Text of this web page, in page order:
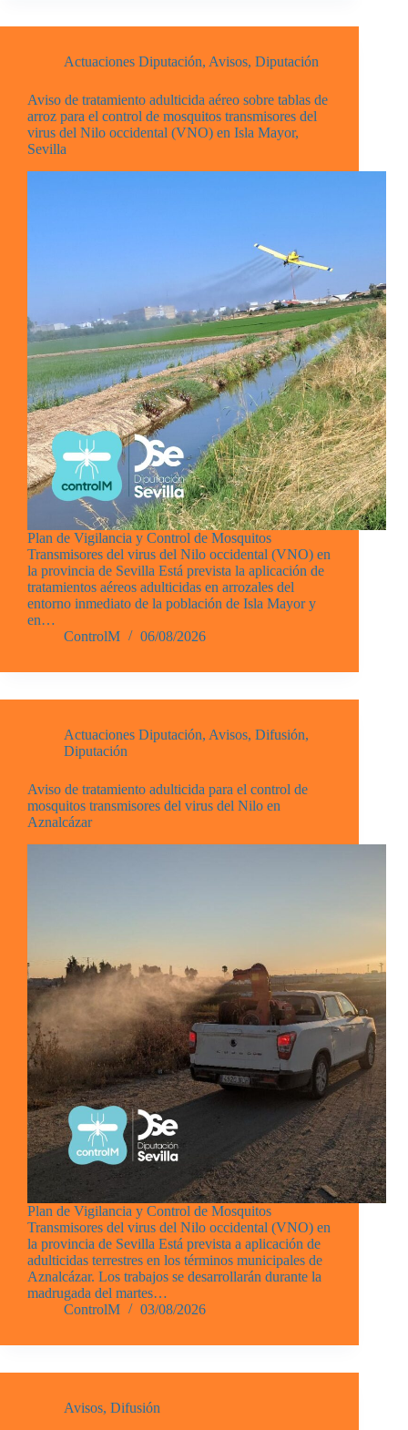
Actuaciones Diputación, Avisos, Diputación
Aviso de tratamiento adulticida aéreo sobre tablas de
arroz para el control de mosquitos transmisores del
virus del Nilo occidental (VNO) en Isla Mayor,
Sevilla
Plan de Vigilancia y Control de Mosquitos
Transmisores del virus del Nilo occidental (VNO) en
la provincia de Sevilla Está prevista la aplicación de
tratamientos aéreos adulticidas en arrozales del
entorno inmediato de la población de Isla Mayor y
en…
ControlM
06/08/2026
Actuaciones Diputación, Avisos, Difusión,
Diputación
Aviso de tratamiento adulticida para el control de
mosquitos transmisores del virus del Nilo en
Aznalcázar
Plan de Vigilancia y Control de Mosquitos
Transmisores del virus del Nilo occidental (VNO) en
la provincia de Sevilla Está prevista a aplicación de
adulticidas terrestres en los términos municipales de
Aznalcázar. Los trabajos se desarrollarán durante la
madrugada del martes…
ControlM
03/08/2026
Avisos, Difusión